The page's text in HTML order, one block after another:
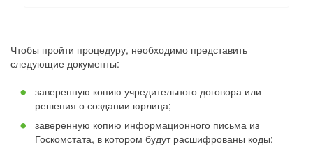
Чтобы пройти процедуру, необходимо представить
следующие документы:
заверенную копию учредительного договора или
решения о создании юрлица;
заверенную копию информационного письма из
Госкомстата, в котором будут расшифрованы коды;